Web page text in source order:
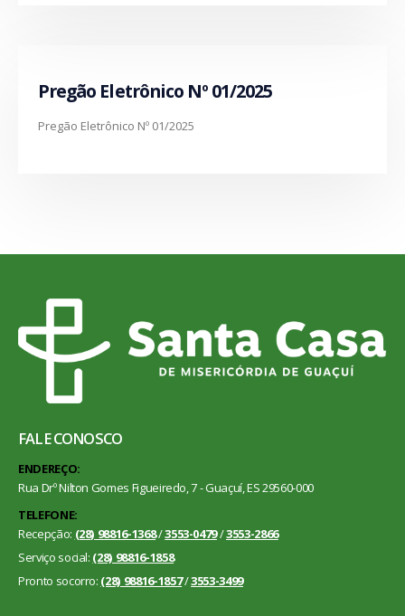
Pregão Eletrônico Nº 01/2025
Pregão Eletrônico Nº 01/2025
FALE CONOSCO
ENDEREÇO:
Rua Drº Nilton Gomes Figueiredo, 7 - Guaçuí, ES 29560-000
TELEFONE:
Recepção: (28) 98816-1368/3553-0479/3553-2866
Serviço social: (28) 98816-1858
Pronto socorro: (28) 98816-1857/3553-3499